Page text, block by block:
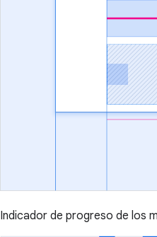
Indicador de progreso de los